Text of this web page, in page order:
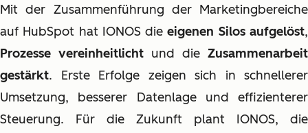
Mit der Zusammenführung der Marketingbereiche
auf HubSpot hat IONOS dieeigenen Silos aufgelöst,
Prozesse vereinheitlicht und die Zusammenarbeit
gestärkt. Erste Erfolge zeigen sich in schnellerer
Umsetzung, besserer Datenlage und effizienterer
Steuerung. Für die Zukunft plant IONOS, die